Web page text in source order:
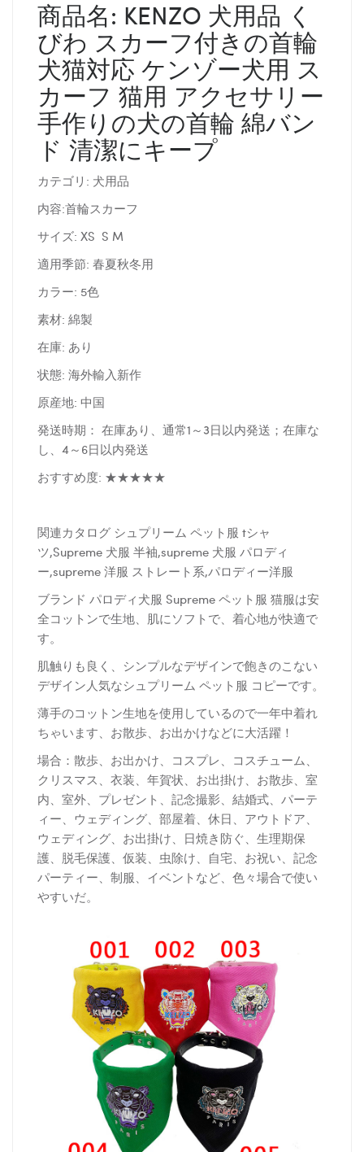
商品名: KENZO 犬用品 く
びわ スカーフ付きの首輪
犬猫対応 ケンゾー犬用 ス
カーフ 猫用 アクセサリー
手作りの犬の首輪 綿バン
ド 清潔にキープ
カテゴリ: 犬用品
内容:首輪スカーフ
サイズ: XS S M
適用季節: 春夏秋冬用
カラー: 5色
素材: 綿製
在庫: あり
状態: 海外輸入新作
原産地: 中国
発送時期： 在庫あり、通常1～3日以内発送；在庫な
し、4～6日以内発送
おすすめ度: ★★★★★
関連カタログ シュプリーム ペット服 tシャ
ツ,Supreme 犬服 半袖,supreme 犬服 パロディ
ー,supreme 洋服 ストレート系,パロディー洋服
ブランド パロディ犬服 Supreme ペット服 猫服は安
全コットンで生地、肌にソフトで、着心地が快適で
す。
肌触りも良く、シンプルなデザインで飽きのこない
デザイン人気なシュプリーム ペット服 コピーです。
薄手のコットン生地を使用しているので一年中着れ
ちゃいます、お散歩、お出かけなどに大活躍！
場合：散歩、お出かけ、コスプレ、コスチューム、
クリスマス、衣装、年賀状、お出掛け、お散歩、室
内、室外、プレゼント、記念撮影、結婚式、パーテ
ィー、ウェディング、部屋着、休日、アウトドア、
ウェディング、お出掛け、日焼き防ぐ、生理期保
護、脱毛保護、仮装、虫除け、自宅、お祝い、記念
パーティー、制服、イベントなど、色々場合で使い
やすいだ。